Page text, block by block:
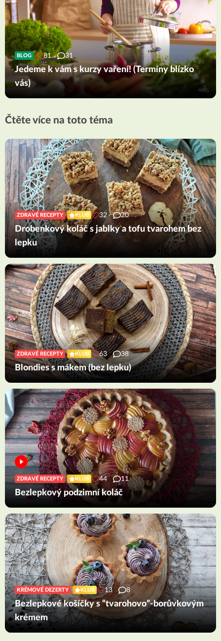
BLOG 81 31
Jedeme k vám s kurzy vaření! (Termíny blízko
vás)
Čtěte více na toto téma
ZDRAVÉ RECEPTY KLUB 32 20
Drobenkový koláč s jablky a tofu tvarohem bez
lepku
ZDRAVÉ RECEPTY KLUB 63 38
Blondies s mákem (bez lepku)
ZDRAVÉ RECEPTY KLUB 44 11
Bezlepkový podzimní koláč
KRÉMOVÉ DEZERTY KLUB 13 8
Bezlepkové košíčky s “tvarohovo”-borůvkovým
krémem